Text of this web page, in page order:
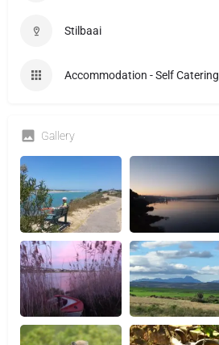
Stilbaai
Accommodation - Self Catering
Gallery